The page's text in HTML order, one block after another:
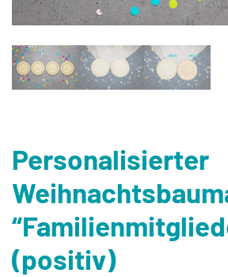
Personalisierter
(positiv)